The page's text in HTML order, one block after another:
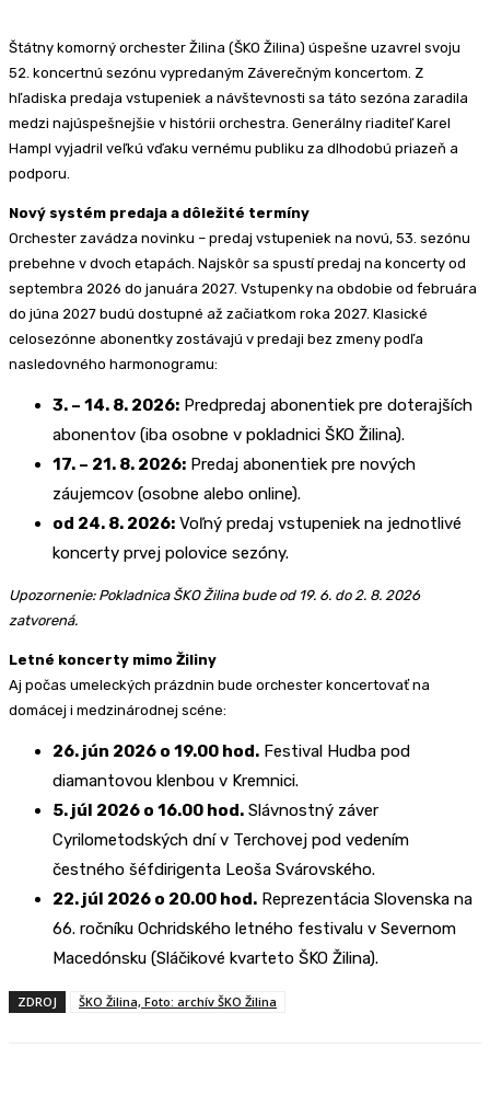
Štátny komorný orchester Žilina (ŠKO Žilina) úspešne uzavrel svoju
52. koncertnú sezónu vypredaným Záverečným koncertom. Z
hľadiska predaja vstupeniek a návštevnosti sa táto sezóna zaradila
medzi najúspešnejšie v histórii orchestra. Generálny riaditeľ Karel
Hampl vyjadril veľkú vďaku vernému publiku za dlhodobú priazeň a
podporu.
Nový systém predaja a dôležité termíny
Orchester zavádza novinku – predaj vstupeniek na novú, 53. sezónu
prebehne v dvoch etapách. Najskôr sa spustí predaj na koncerty od
septembra 2026 do januára 2027. Vstupenky na obdobie od februára
do júna 2027 budú dostupné až začiatkom roka 2027. Klasické
celosezónne abonentky zostávajú v predaji bez zmeny podľa
nasledovného harmonogramu:
3. – 14. 8. 2026: Predpredaj abonentiek pre doterajších
abonentov (iba osobne v pokladnici ŠKO Žilina).
17. – 21. 8. 2026: Predaj abonentiek pre nových
záujemcov (osobne alebo online).
od 24. 8. 2026: Voľný predaj vstupeniek na jednotlivé
koncerty prvej polovice sezóny.
Upozornenie: Pokladnica ŠKO Žilina bude od 19. 6. do 2. 8. 2026
zatvorená.
Letné koncerty mimo Žiliny
Aj počas umeleckých prázdnin bude orchester koncertovať na
domácej i medzinárodnej scéne:
26. jún 2026 o 19.00 hod. Festival Hudba pod
diamantovou klenbou v Kremnici.
5. júl 2026 o 16.00 hod. Slávnostný záver
Cyrilometodských dní v Terchovej pod vedením
čestného šéfdirigenta Leoša Svárovského.
22. júl 2026 o 20.00 hod. Reprezentácia Slovenska na
66. ročníku Ochridského letného festivalu v Severnom
Macedónsku (Sláčikové kvarteto ŠKO Žilina).
ZDROJ ŠKO Žilina, Foto: archív ŠKO Žilina